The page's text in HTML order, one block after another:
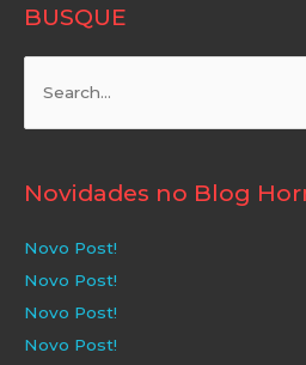
BUSQUE
Pesquisar
por:
Novidades no Blog
Novo Post!
Novo Post!
Novo Post!
Novo Post!